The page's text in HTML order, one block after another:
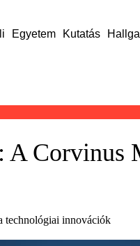
Egyetem Kutatás
A
technológiai innovációk